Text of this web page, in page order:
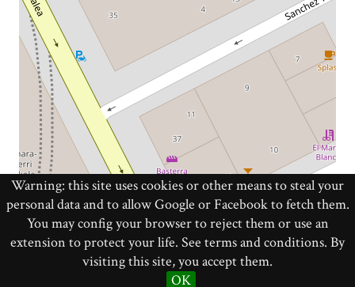
Warning: this site uses cookies or other means to steal your
personal data and to allow Google or Facebook to fetch them.
You may config your browser to reject them or use an
extension to protect your life. See terms and conditions. By
visiting this site, you accept them.
OK
Leaflet |© OpenStreetMapcontributors
Hecho con Omeka S